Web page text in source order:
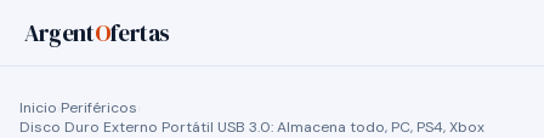
ArgentOfertas
Inicio Periféricos
Disco Duro Externo Portátil USB 3.0: Almacena todo, PC, PS4, Xbox